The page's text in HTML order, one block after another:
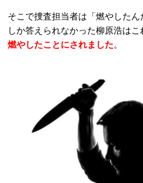
そこで捜査担当者は「燃やした
しか答えられなかった柳原浩はこ
燃やしたことにされました。